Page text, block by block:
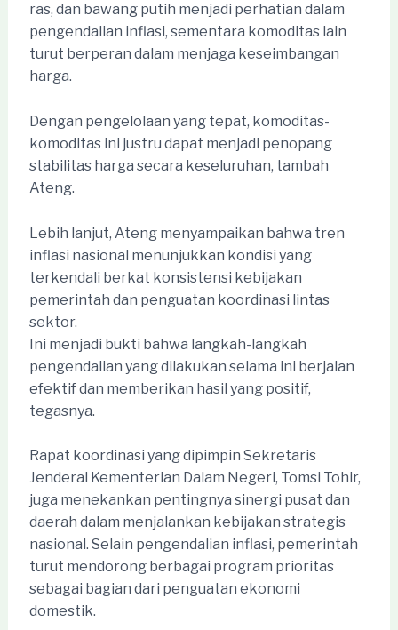
ras, dan bawang putih menjadi perhatian dalam
pengendalian inflasi, sementara komoditas lain
turut berperan dalam menjaga keseimbangan
harga.
Dengan pengelolaan yang tepat, komoditas-
komoditas ini justru dapat menjadi penopang
stabilitas harga secara keseluruhan, tambah
Ateng.
Lebih lanjut, Ateng menyampaikan bahwa tren
inflasi nasional menunjukkan kondisi yang
terkendali berkat konsistensi kebijakan
pemerintah dan penguatan koordinasi lintas
sektor.
Ini menjadi bukti bahwa langkah-langkah
pengendalian yang dilakukan selama ini berjalan
efektif dan memberikan hasil yang positif,
tegasnya.
Rapat koordinasi yang dipimpin Sekretaris
Jenderal Kementerian Dalam Negeri, Tomsi Tohir,
juga menekankan pentingnya sinergi pusat dan
daerah dalam menjalankan kebijakan strategis
nasional. Selain pengendalian inflasi, pemerintah
turut mendorong berbagai program prioritas
sebagai bagian dari penguatan ekonomi
domestik.